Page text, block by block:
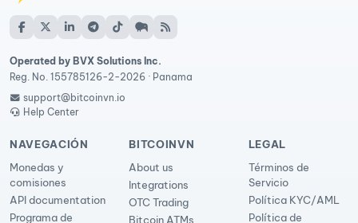
Operated by BVX Solutions Inc.
Reg. No. 155785126-2-2026 · Panama
support@bitcoinvn.io
Help Center
NAVEGACIÓN
Monedas y
comisiones
API documentation
Programa de
BITCOINVN
About us
Integrations
OTC Trading
Bitcoin ATMs
LEGAL
Términos de
Servicio
Política KYC/AML
Política de